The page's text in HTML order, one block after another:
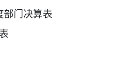
部门决算表